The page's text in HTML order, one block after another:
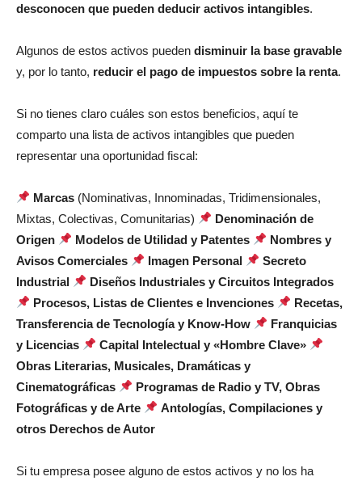
desconocen que pueden deducir activos intangibles.
Algunos de estos activos pueden disminuir la base gravable
y, por lo tanto, reducir el pago de impuestos sobre la renta.
Si no tienes claro cuáles son estos beneficios, aquí te
comparto una lista de activos intangibles que pueden
representar una oportunidad fiscal:
Marcas (Nominativas, Innominadas, Tridimensionales,
Mixtas, Colectivas, Comunitarias)
Denominación de
Origen
Modelos de Utilidad y Patentes
Nombres y
Avisos Comerciales
Imagen Personal
Secreto
Industrial
Diseños Industriales y Circuitos Integrados
Procesos, Listas de Clientes e Invenciones
Recetas,
Transferencia de Tecnología y Know-How
Franquicias
y Licencias
Capital Intelectual y «Hombre Clave»
Obras Literarias, Musicales, Dramáticas y
Cinematográficas
Programas de Radio y TV, Obras
Fotográficas y de Arte
Antologías, Compilaciones y
otros Derechos de Autor
Si tu empresa posee alguno de estos activos y no los ha